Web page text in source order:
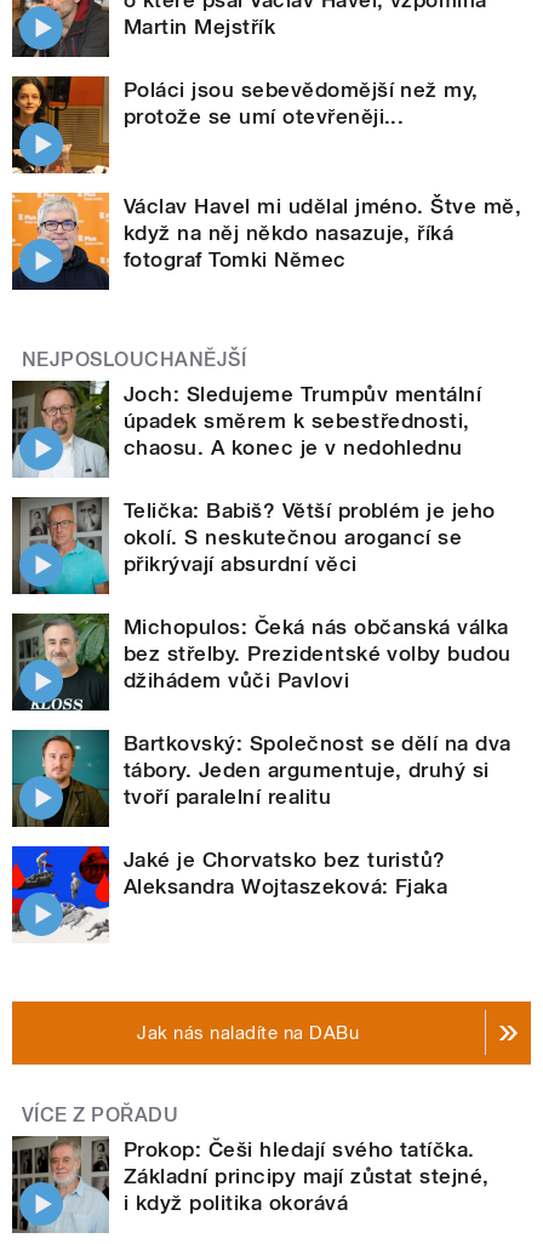
Martin Mejstřík
Poláci jsou sebevědomější než my,
protože se umí otevřeněji...
Václav Havel mi udělal jméno. Štve mě,
když na něj někdo nasazuje, říká
fotograf Tomki Němec
NEJPOSLOUCHANĚJŠÍ
Joch: Sledujeme Trumpův mentální
úpadek směrem k sebestřednosti,
chaosu. A konec je v nedohlednu
Telička: Babiš? Větší problém je jeho
okolí. S neskutečnou arogancí se
přikrývají absurdní věci
Michopulos: Čeká nás občanská válka
bez střelby. Prezidentské volby budou
džihádem vůči Pavlovi
Bartkovský: Společnost se dělí na dva
tábory. Jeden argumentuje, druhý si
tvoří paralelní realitu
Jaké je Chorvatsko bez turistů?
Aleksandra Wojtaszeková: Fjaka
Jak nás naladíte na DABu
VÍCE Z POŘADU
Prokop: Češi hledají svého tatíčka.
Základní principy mají zůstat stejné,
i když politika okorává